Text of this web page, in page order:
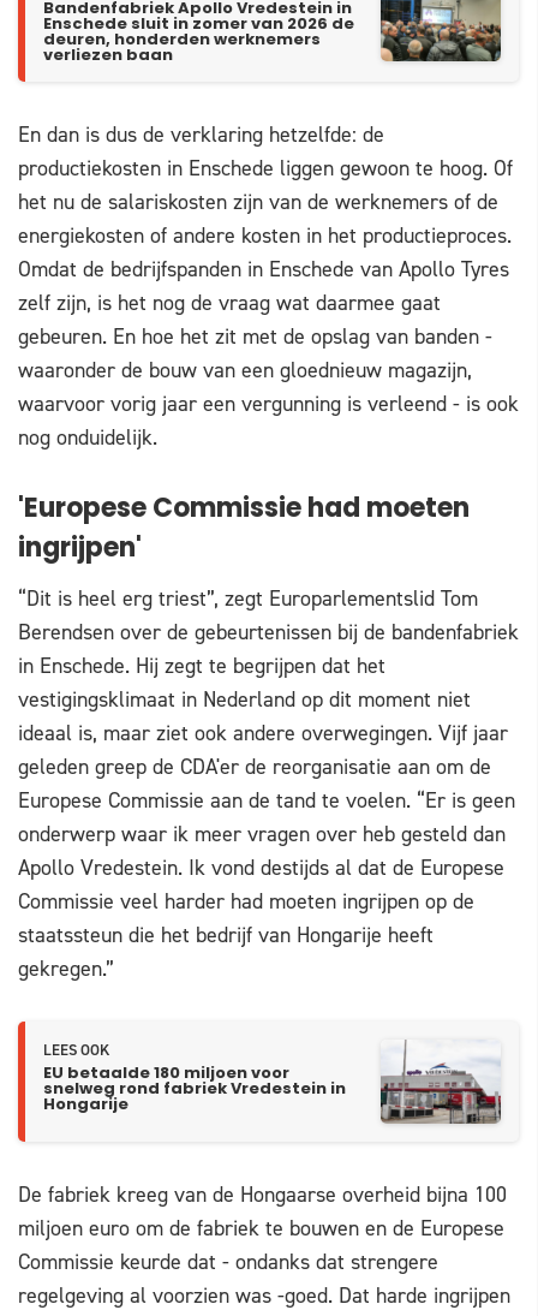
Bandenfabriek Apollo Vredestein in
Enschede sluit in zomer van 2026 de
deuren, honderden werknemers
verliezen baan
En dan is dus de verklaring hetzelfde: de
productiekosten in Enschede liggen gewoon te hoog. Of
het nu de salariskosten zijn van de werknemers of de
energiekosten of andere kosten in het productieproces.
Omdat de bedrijfspanden in Enschede van Apollo Tyres
zelf zijn, is het nog de vraag wat daarmee gaat
gebeuren. En hoe het zit met de opslag van banden -
waaronder de bouw van een gloednieuw magazijn,
waarvoor vorig jaar een vergunning is verleend - is ook
nog onduidelijk.
'Europese Commissie had moeten
ingrijpen'
“Dit is heel erg triest”, zegt Europarlementslid Tom
Berendsen over de gebeurtenissen bij de bandenfabriek
in Enschede. Hij zegt te begrijpen dat het
vestigingsklimaat in Nederland op dit moment niet
ideaal is, maar ziet ook andere overwegingen. Vijf jaar
geleden greep de CDA'er de reorganisatie aan om de
Europese Commissie aan de tand te voelen. “Er is geen
onderwerp waar ik meer vragen over heb gesteld dan
Apollo Vredestein. Ik vond destijds al dat de Europese
Commissie veel harder had moeten ingrijpen op de
staatssteun die het bedrijf van Hongarije heeft
gekregen.”
LEES OOK
EU betaalde 180 miljoen voor
snelweg rond fabriek Vredestein in
Hongarije
De fabriek kreeg van de Hongaarse overheid bijna 100
miljoen euro om de fabriek te bouwen en de Europese
Commissie keurde dat - ondanks dat strengere
regelgeving al voorzien was -goed. Dat harde ingrijpen